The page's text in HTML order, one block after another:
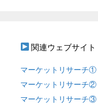
関連ウェブサイト
マーケットリサーチ①
マーケットリサーチ②
マーケットリサーチ③